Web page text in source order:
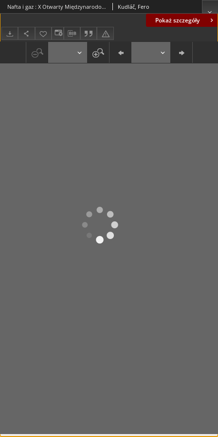
Pokaż szczegóły
Nafta i gaz : X Otwarty Międzynarodowy Konkurs na Rysunek Satyryczny / Fero Kudláč Kudláč, Fero